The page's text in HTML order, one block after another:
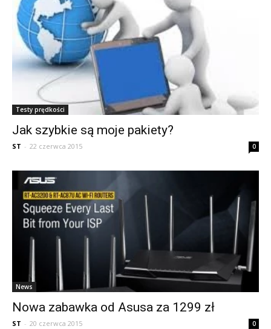
Testy prędkości
Jak szybkie są moje pakiety?
ST - 22 czerwca 2015 0
News
Nowa zabawka od Asusa za 1299 zł
ST - 20 czerwca 2015 0